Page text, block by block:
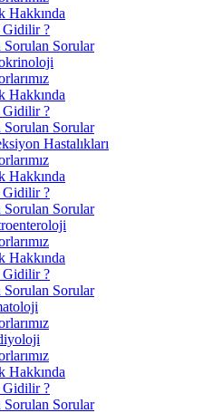
Hakkında
Gidilir ?
Sorulan Sorular
Hakkında
Gidilir ?
Sorulan Sorular
Hastalıkları
Hakkında
Gidilir ?
Sorulan Sorular
Hakkında
Gidilir ?
Sorulan Sorular
Hakkında
Gidilir ?
Sorulan Sorular